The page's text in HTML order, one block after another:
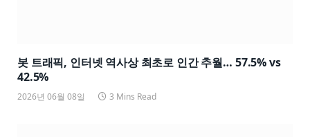
봇 트래픽, 인터넷 역사상 최초로 인간 추월… 57.5% vs
42.5%
2026년 06월 08일 3 Mins Read